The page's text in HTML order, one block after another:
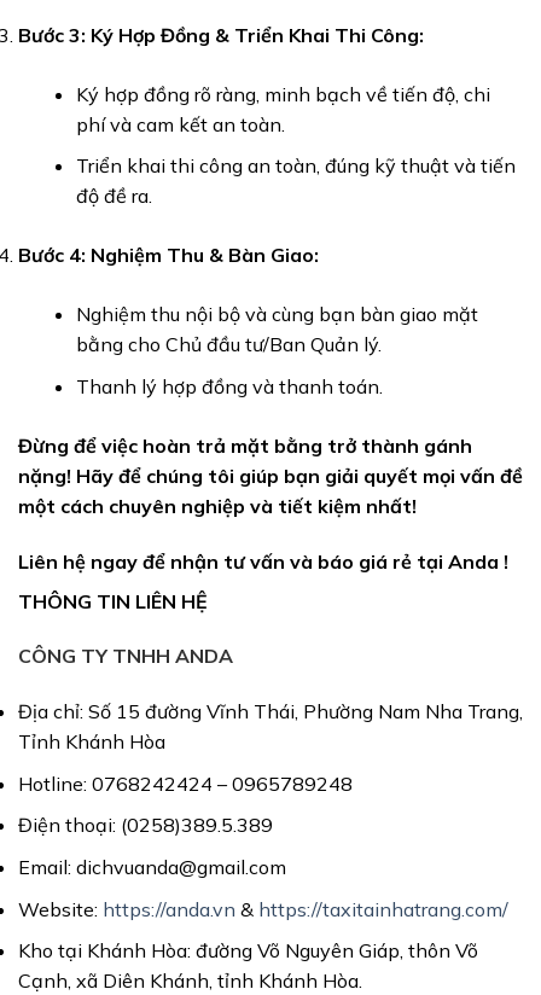
Bước 3: Ký Hợp Đồng & Triển Khai Thi Công:
Ký hợp đồng rõ ràng, minh bạch về tiến độ, chi
phí và cam kết an toàn.
Triển khai thi công an toàn, đúng kỹ thuật và tiến
độ đề ra.
Bước 4: Nghiệm Thu & Bàn Giao:
Nghiệm thu nội bộ và cùng bạn bàn giao mặt
bằng cho Chủ đầu tư/Ban Quản lý.
Thanh lý hợp đồng và thanh toán.
Đừng để việc hoàn trả mặt bằng trở thành gánh
nặng! Hãy để chúng tôi giúp bạn giải quyết mọi vấn đề
một cách chuyên nghiệp và tiết kiệm nhất!
Liên hệ ngay để nhận tư vấn và báo giá rẻ tại Anda !
THÔNG TIN LIÊN HỆ
CÔNG TY TNHH ANDA
Địa chỉ: Số 15 đường Vĩnh Thái, Phường Nam Nha Trang,
Tỉnh Khánh Hòa
Hotline: 0768242424 – 0965789248
Điện thoại: (0258)389.5.389
Email: dichvuanda@gmail.com
Website: https://anda.vn & https://taxitainhatrang.com/
Kho tại Khánh Hòa: đường Võ Nguyên Giáp, thôn Võ
Cạnh, xã Diên Khánh, tỉnh Khánh Hòa.